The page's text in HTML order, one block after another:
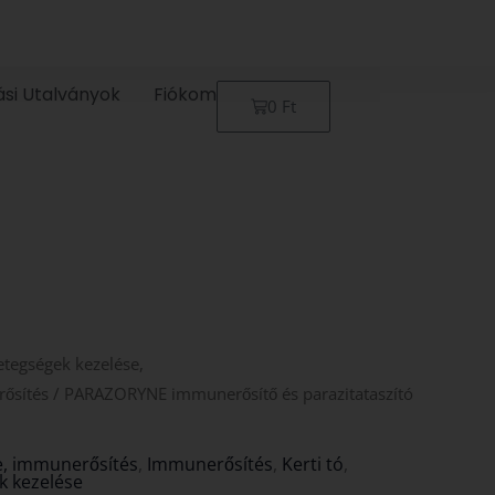
Utalványok Fiókom 0 Ft
Kosár
kezelése,
/ PARAZORYNE immunerősítő és parazitataszító
immunerősítés Immunerősítés Kerti tó
kezelése